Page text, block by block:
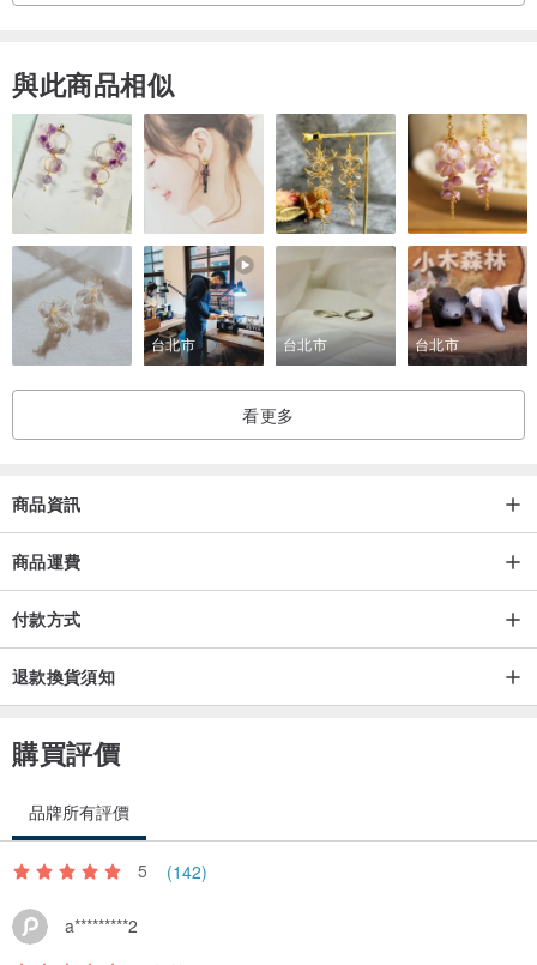
與此商品相似
台北市 台北市 台北市
看更多
商品資訊
商品運費
付款方式
退款換貨須知
購買評價
品牌所有評價
5 (142)
a*********2